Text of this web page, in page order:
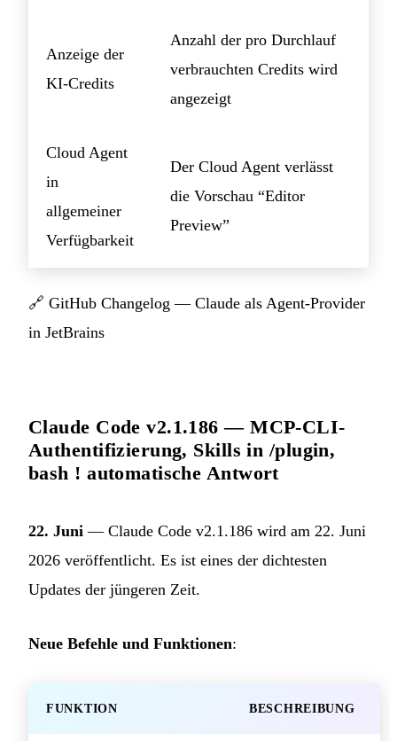
Anzeige der
KI-Credits
Anzahl der pro Durchlauf
verbrauchten Credits wird
angezeigt
Cloud Agent
in
allgemeiner
Verfügbarkeit
Der Cloud Agent verlässt
die Vorschau “Editor
Preview”
🔗 GitHub Changelog — Claude als Agent-Provider
in JetBrains
Claude Code v2.1.186 — MCP-CLI-
Authentifizierung, Skills in /plugin,
bash ! automatische Antwort
22. Juni — Claude Code v2.1.186 wird am 22. Juni
2026 veröffentlicht. Es ist eines der dichtesten
Updates der jüngeren Zeit.
Neue Befehle und Funktionen:
FUNKTION BESCHREIBUNG